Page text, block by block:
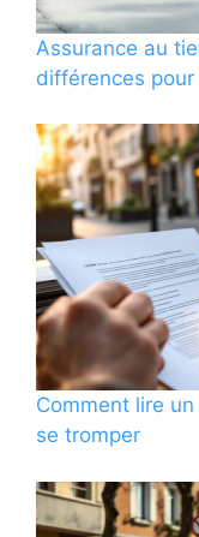
Assurance au
différences
Comment lire
se tromper